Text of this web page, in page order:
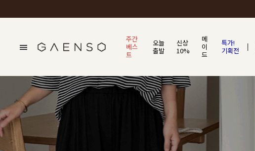
주간
베스
트
오늘
출발
신상
10%
메
이
드
특가!
기획전